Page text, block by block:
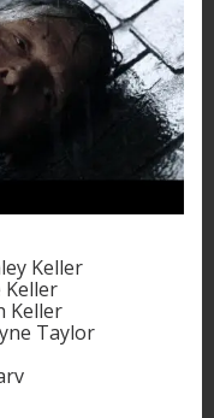
Keller
Keller
Keller
Taylor